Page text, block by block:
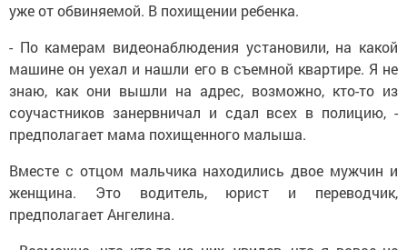
уже от обвиняемой. В похищении ребенка.
- По камерам видеонаблюдения установили, на какой
машине он уехал и нашли его в съемной квартире. Я не
знаю, как они вышли на адрес, возможно, кто-то из
соучастников занервничал и сдал всех в полицию, -
предполагает мама похищенного малыша.
Вместе с отцом мальчика находились двое мужчин и
женщина. Это водитель, юрист и переводчик,
предполагает Ангелина.